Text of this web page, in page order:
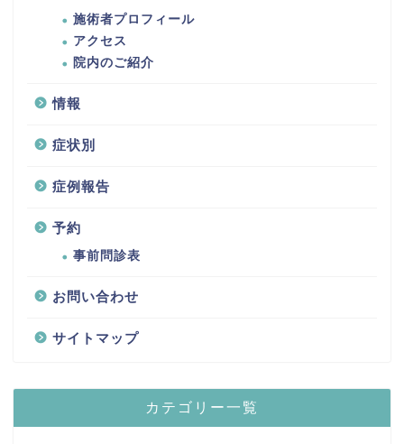
施術者プロフィール
アクセス
院内のご紹介
情報
症状別
症例報告
予約
事前問診表
お問い合わせ
サイトマップ
カテゴリー一覧